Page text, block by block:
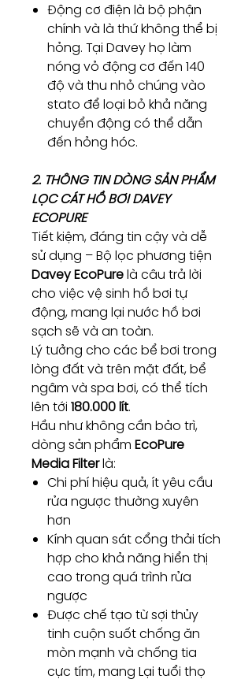
Động cơ điện là bộ phận
chính và là thứ không thể bị
hỏng. Tại Davey họ làm
nóng vỏ động cơ đến 140
độ và thu nhỏ chúng vào
stato để loại bỏ khả năng
chuyển động có thể dẫn
đến hỏng hóc.
2. THÔNG TIN DÒNG SẢN PHẨM
LỌC CÁT HỒ BƠI DAVEY
ECOPURE
Tiết kiệm, đáng tin cậy và dễ
sử dụng – Bộ lọc phương tiện
Davey EcoPurelà câu trả lời
cho việc vệ sinh hồ bơi tự
động, mang lại nước hồ bơi
sạch sẽ và an toàn.
Lý tưởng cho các bể bơi trong
lòng đất và trên mặt đất, bể
ngâm và spa bơi, có thể tích
lên tới 180.000 lít.
Hầu như không cần bảo trì,
dòng sản phẩm EcoPure
Media Filterlà:
Chi phí hiệu quả, ít yêu cầu
rửa ngược thường xuyên
hơn
Kính quan sát cổng thải tích
hợp cho khả năng hiển thị
cao trong quá trình rửa
ngược
Được chế tạo từ sợi thủy
tinh cuộn suốt chống ăn
mòn mạnh và chống tia
cực tím, mang Lại tuổi thọ